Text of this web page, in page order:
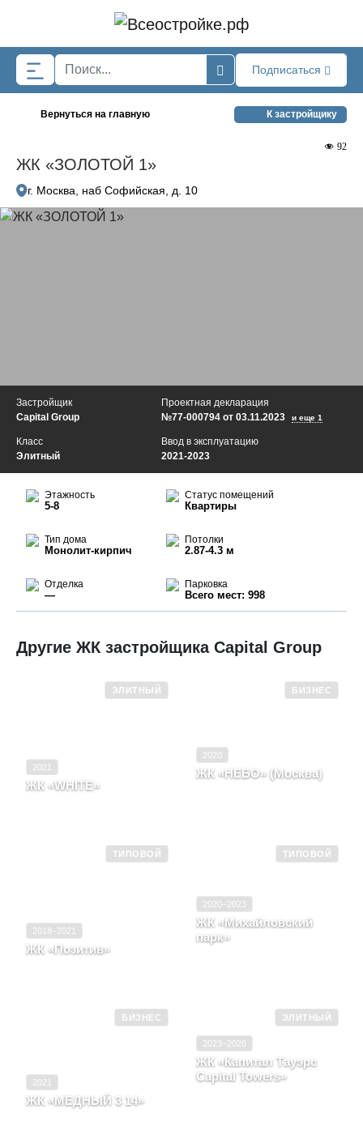
Подписаться
Вернуться на главную К застройщику
ЖК «ЗОЛОТОЙ 1»
92
г. Москва, наб Софийская, д. 10
Застройщик
Capital Group
Проектная декларация
№77-000794 от 03.11.2023
и еще 1
Ввод в эксплуатацию
2021-2023
Класс
Элитный
Этажность
5-8
Статус помещений
Квартиры
Тип дома
Монолит-кирпич
Потолки
2.87-4.3 м
Отделка
—
Парковка
Всего мест: 998
Другие ЖК застройщика Capital Group
ЭЛИТНЫЙ
2021
ЖК «WHITE»
БИЗНЕС
2020
ЖК «НЕБО» (Москва)
ТИПОВОЙ
2018–2021
ЖК «Позитив»
ТИПОВОЙ
2020–2023
ЖК «Михайловский
парк»
БИЗНЕС
2021
ЖК «МЕДНЫЙ 3 14»
ЭЛИТНЫЙ
2023–2026
ЖК «Капитал Тауэрс
Capital Towers»